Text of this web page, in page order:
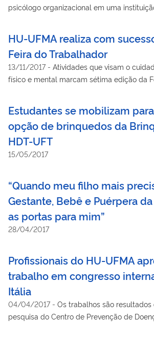
psicólogo organizacional em uma
HU-UFMA realiza com
Feira do Trabalhador
13/11/2017 - Atividades que visam o
físico e mental marcam sétima edição da
Estudantes se mobilizam
opção de brinquedos da
HDT-UFT
15/05/2017
“Quando meu filho mais
Gestante, Bebê e Puérpera
as portas para mim”
28/04/2017
Profissionais do HU-UFMA
trabalho em congresso
Itália
04/04/2017 - Os trabalhos são
pesquisa do Centro de Prevenção de